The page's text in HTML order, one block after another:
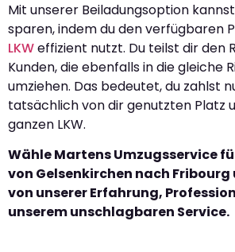
Mit unserer Beiladungsoption
sparen, indem du den verfügbaren
LKWeffizient nutzt. Du teilst dir den
Kunden, die ebenfalls in die gleiche
umziehen. Das bedeutet, du zahlst
tatsächlich von dir genutzten Platz
ganzen LKW.
Wähle Martens Umzugsservice
von Gelsenkirchen nach
von unserer Erfahrung,
unserem unschlagbaren Service.